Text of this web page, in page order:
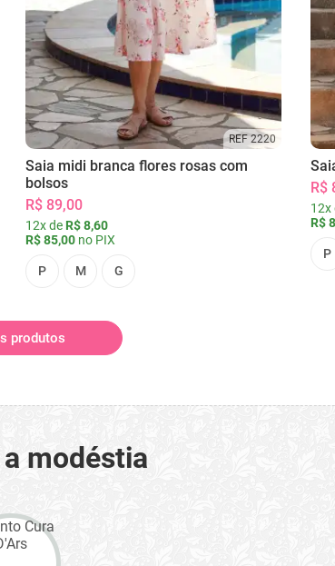
REF 2220
Saia midi branca flores rosas com
bolsos
R$ 89,00
12x de R$ 8,60
R$ 85,00 no PIX
P M G
R$
12x
R$
P
produtos
modéstia